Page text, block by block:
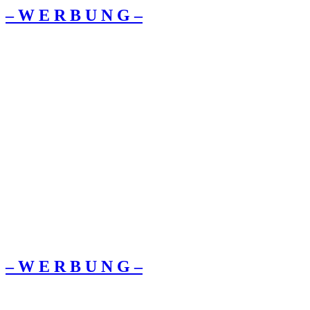
– W Ε R Β U Ν G –
– W Ε R Β U Ν G –